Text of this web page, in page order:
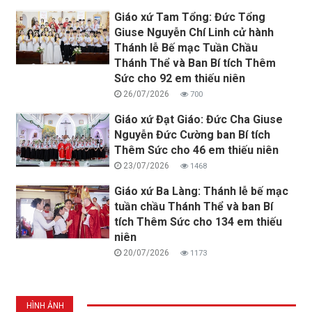
Giáo xứ Tam Tổng: Đức Tổng
Giuse Nguyễn Chí Linh cử hành
Thánh lễ Bế mạc Tuần Chầu
Thánh Thể và Ban Bí tích Thêm
Sức cho 92 em thiếu niên
26/07/2026 700
Giáo xứ Đạt Giáo: Đức Cha Giuse
Nguyễn Đức Cường ban Bí tích
Thêm Sức cho 46 em thiếu niên
23/07/2026 1468
Giáo xứ Ba Làng: Thánh lễ bế mạc
tuần chầu Thánh Thể và ban Bí
tích Thêm Sức cho 134 em thiếu
niên
20/07/2026 1173
HÌNH ẢNH